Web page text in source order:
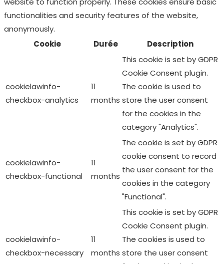
cookielawinfo-
checkbox-analytics
11
Cookie Consent plugin.
The cookie is used to
for the cookies in the
category "Analytics".
cookielawinfo-
11
The cookie is set by GDPR
cookie consent to record
the user consent for the
cookies in the category
"Functional".
cookielawinfo-
11
This cookie is set by GDPR
Cookie Consent plugin.
The cookies is used to
store the user consent
for the cookies in the
category "Necessary".
cookielawinfo-
11
This cookie is set by GDPR
Cookie Consent plugin.
The cookie is used to